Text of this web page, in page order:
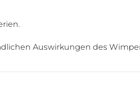
Auswirkungen des